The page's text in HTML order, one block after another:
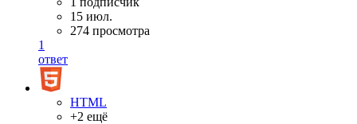
15 июл.
274 просмотра
1
ответ
HTML
+2 ещё